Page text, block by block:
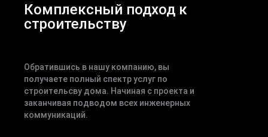
Комплексный подход к
строительству
Обратившись в нашу компанию, вы
получаете полный спектр услуг по
строительсву дома. Начиная с проекта и
заканчивая подводом всех инженерных
коммуникаций.